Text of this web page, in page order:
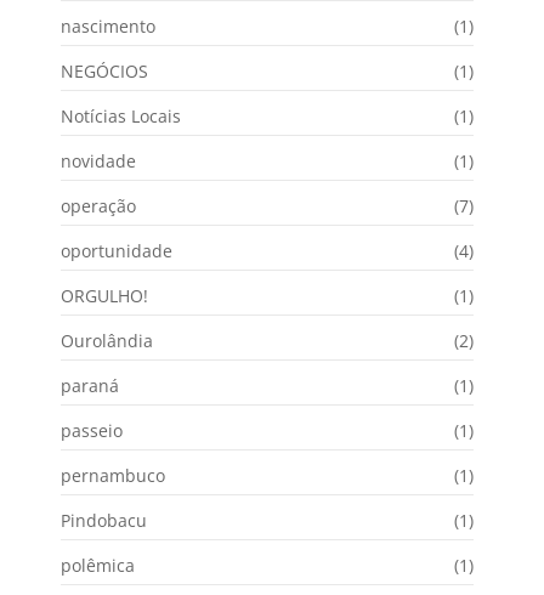
nascimento
(1)
NEGÓCIOS
(1)
Notícias Locais
(1)
novidade
(1)
operação
(7)
oportunidade
(4)
ORGULHO!
(1)
Ourolândia
(2)
paraná
(1)
passeio
(1)
pernambuco
(1)
Pindobacu
(1)
polêmica
(1)